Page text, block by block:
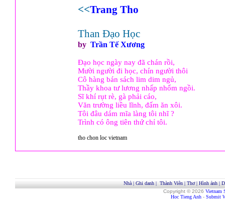
<<Trang Tho
Than Đạo Học
by Trần Tế Xương
Đạo học ngày nay đã chán rồi,
Mười người đi học, chín người thôi
Cô hàng bán sách lim dim ngủ,
Thầy khoa tư lương nhấp nhổm ngồi.
Sĩ khí rụt rè, gà phải cáo,
Văn trường liều lĩnh, đấm ăn xôi.
Tôi đâu dám mĩa làng tôi nhĩ ?
Trình có ông tiên thứ chỉ tôi.
tho chon loc vietnam
Nhà| Ghi danh| Thành Viên| Thơ| Hình ảnh|
Copyright © 2026 Vietnam
Hoc Tieng Anh - Submit